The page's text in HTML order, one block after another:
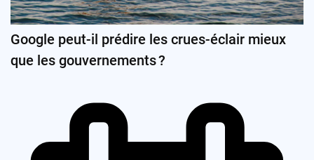
Google peut-il prédire les crues-éclair mieux
que les gouvernements ?